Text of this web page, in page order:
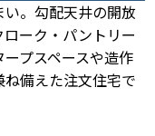
。勾配天井の開放
ーク・パントリー
プスペースや造作
備えた注文住宅で